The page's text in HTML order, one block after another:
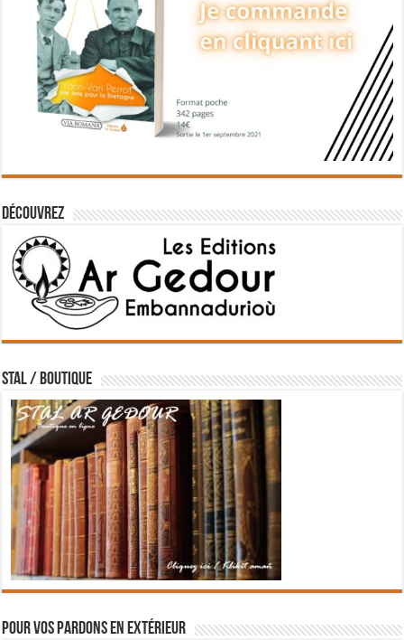
Découvrez
STAL / BOUTIQUE
Pour vos pardons en extérieur